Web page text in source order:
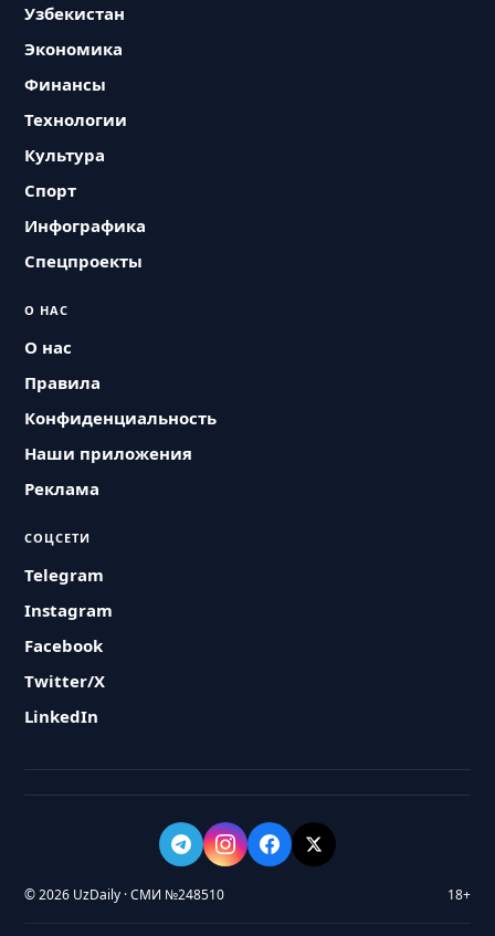
Узбекистан
Экономика
Финансы
Технологии
Культура
Спорт
Инфографика
Спецпроекты
О НАС
О нас
Правила
Конфиденциальность
Наши приложения
Реклама
СОЦСЕТИ
Telegram
Instagram
Facebook
Twitter/X
LinkedIn
© 2026 UzDaily · СМИ №248510 18+